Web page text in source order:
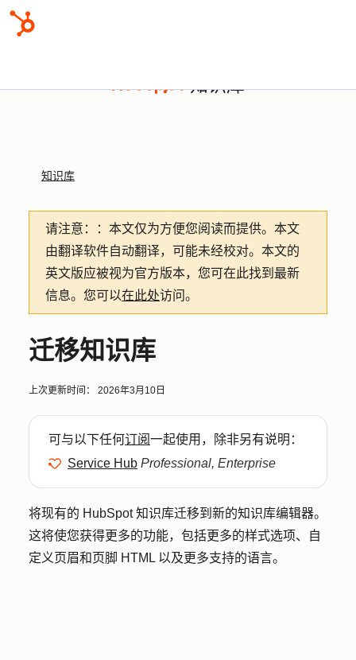
知识库
知识库
请注意： ：本文仅为方便您阅读而提供。 本文
由翻译软件自动翻译，可能未经校对。本文的
英文版应被视为官方版本，您可在此找到最新
信息。您可以在此处访问。
迁移知识库
上次更新时间： 2026年3月10日
可与以下任何订阅一起使用，除非另有说明：
Service Hub Professional, Enterprise
将现有的 HubSpot 知识库迁移到新的知识库编辑器。
这将使您获得更多的功能，包括更多的样式选项、自
定义页眉和页脚 HTML 以及更多支持的语言。